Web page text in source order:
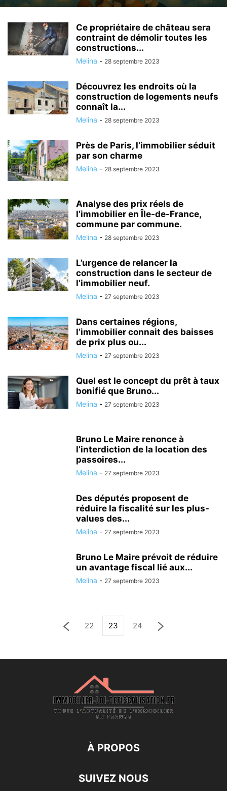
Ce propriétaire de château sera
contraint de démolir toutes les
constructions...
Melina - 28 septembre 2023
Découvrez les endroits où la
construction de logements neufs
connaît la...
Melina - 28 septembre 2023
Près de Paris, l’immobilier séduit
par son charme
Melina - 28 septembre 2023
Analyse des prix réels de
l’immobilier en Île-de-France,
commune par commune.
Melina - 28 septembre 2023
L’urgence de relancer la
construction dans le secteur de
l’immobilier neuf.
Melina - 27 septembre 2023
Dans certaines régions,
l’immobilier connait des baisses
de prix plus ou...
Melina - 27 septembre 2023
Quel est le concept du prêt à taux
bonifié que Bruno...
Melina - 27 septembre 2023
Bruno Le Maire renonce à
l’interdiction de la location des
passoires...
Melina - 27 septembre 2023
Des députés proposent de
réduire la fiscalité sur les plus-
values des...
Melina - 27 septembre 2023
Bruno Le Maire prévoit de réduire
un avantage fiscal lié aux...
Melina - 27 septembre 2023
22 23 24
À PROPOS
SUIVEZ NOUS